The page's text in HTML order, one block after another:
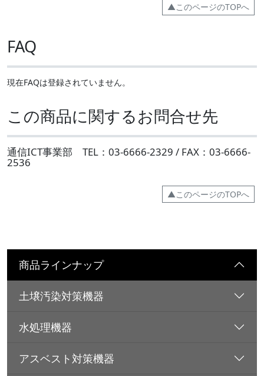
▲このページのTOPへ
FAQ
現在FAQは登録されていません。
この商品に関するお問合せ先
通信ICT事業部 TEL：03-6666-2329 / FAX：03-6666-
2536
▲このページのTOPへ
商品ラインナップ
土壌汚染対策機器
水処理機器
アスベスト対策機器